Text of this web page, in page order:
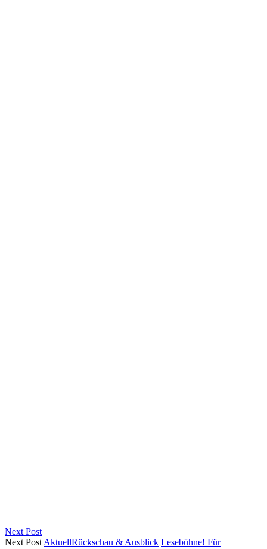
Next Post
Next Post AktuellRückschau & Ausblick Lesebühne! Für